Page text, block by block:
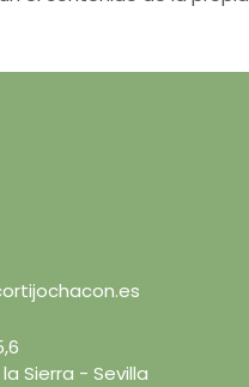
Sierra - Sevilla